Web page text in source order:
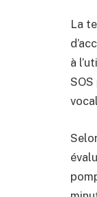
La
à